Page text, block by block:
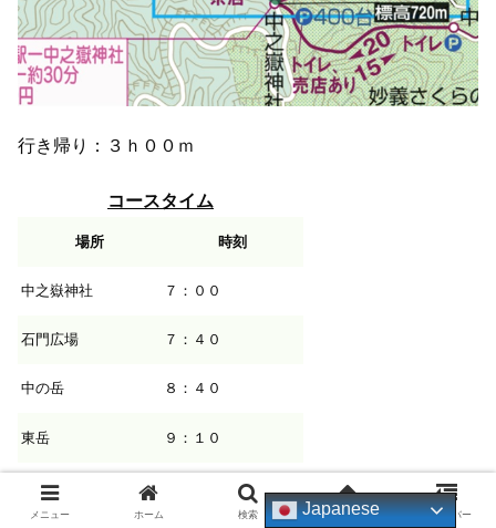
行き帰り：３ｈ００ｍ
コースタイム
場所 時刻
中之嶽神社 ７：００
石門広場 ７：４０
中の岳 ８：４０
東岳 ９：１０
石門広場
メニュー ホーム 検索 トップ サイドバー
Japanese